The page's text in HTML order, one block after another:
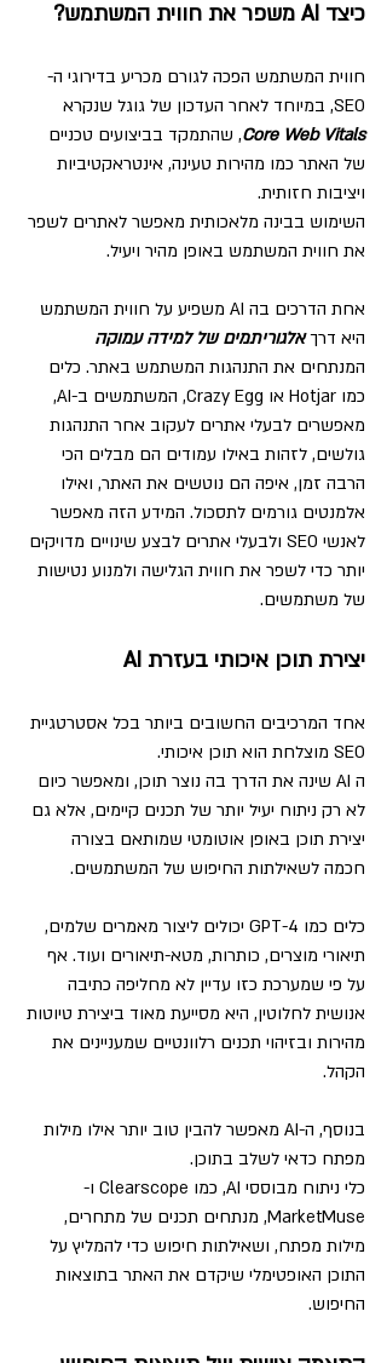
כיצד AI משפר את חווית המשתמש?
חווית המשתמש הפכה לגורם מכריע בדירוגי ה-
SEO, במיוחד לאחר העדכון של גוגל שנקרא
Core Web Vitals, שהתמקד בביצועים טכניים
של האתר כמו מהירות טעינה, אינטראקטיביות
ויציבות חזותית.
השימוש בבינה מלאכותית מאפשר לאתרים לשפר
את חווית המשתמש באופן מהיר ויעיל.
אחת הדרכים בה AI משפיע על חווית המשתמש
היא דרך אלגוריתמים של למידה עמוקה
המנתחים את התנהגות המשתמש באתר. כלים
כמו Hotjar או Crazy Egg, המשתמשים ב-AI,
מאפשרים לבעלי אתרים לעקוב אחר התנהגות
גולשים, לזהות באילו עמודים הם מבלים הכי
הרבה זמן, איפה הם נוטשים את האתר, ואילו
אלמנטים גורמים לתסכול. המידע הזה מאפשר
לאנשי SEO ולבעלי אתרים לבצע שינויים מדויקים
יותר כדי לשפר את חווית הגלישה ולמנוע נטישות
של משתמשים.
יצירת תוכן איכותי בעזרת AI
אחד המרכיבים החשובים ביותר בכל אסטרטגיית
SEO מוצלחת הוא תוכן איכותי.
ה AI שינה את הדרך בה נוצר תוכן, ומאפשר כיום
לא רק ניתוח יעיל יותר של תכנים קיימים, אלא גם
יצירת תוכן באופן אוטומטי שמותאם בצורה
חכמה לשאילתות החיפוש של המשתמשים.
כלים כמו GPT-4 יכולים ליצור מאמרים שלמים,
תיאורי מוצרים, כותרות, מטא-תיאורים ועוד. אף
על פי שמערכת כזו עדיין לא מחליפה כתיבה
אנושית לחלוטין, היא מסייעת מאוד ביצירת טיוטות
מהירות ובזיהוי תכנים רלוונטיים שמעניינים את
הקהל.
בנוסף, ה-AI מאפשר להבין טוב יותר אילו מילות
מפתח כדאי לשלב בתוכן.
כלי ניתוח מבוססי AI, כמו Clearscope ו-
MarketMuse, מנתחים תכנים של מתחרים,
מילות מפתח, ושאילתות חיפוש כדי להמליץ על
התוכן האופטימלי שיקדם את האתר בתוצאות
החיפוש.